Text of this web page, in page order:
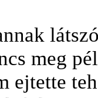
meg
ejtette